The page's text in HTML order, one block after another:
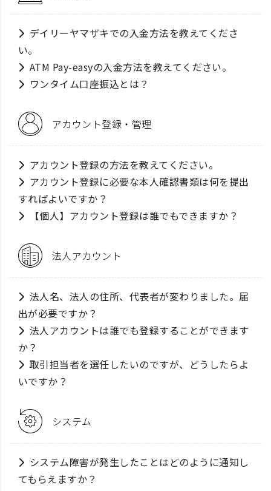
デイリーヤマザキでの入金方法を教えてくださ
い。
ATM Pay-easyの入金方法を教えてください。
ワンタイム口座振込とは？
アカウント登録・管理
アカウント登録の方法を教えてください。
アカウント登録に必要な本人確認書類は何を提出
すればよいですか？
【個人】アカウント登録は誰でもできますか？
法人アカウント
法人名、法人の住所、代表者が変わりました。届
出が必要ですか？
法人アカウントは誰でも登録することができます
か？
取引担当者を選任したいのですが、どうしたらよ
いですか？
システム
システム障害が発生したことはどのように通知し
てもらえますか？